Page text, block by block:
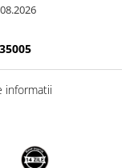
informatii